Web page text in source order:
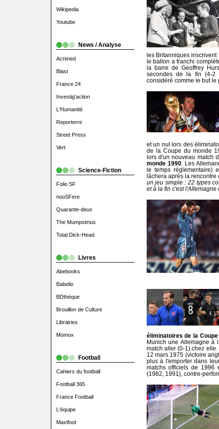
Wikipedia
Youtube
News / Analyse
Acrimed
Blast
France 24
Investig'action
L'Humanité
Reporterre
Street Press
Vert
Science-Fiction
Folio SF
nooSFere
Quarante-deux
The Mumpsimus
Total Dick-Head
Livres
Abebooks
Babelio
BDthèque
Brouillon de Culture
Librairies
Momox
Football
Cahiers du football
Football 365
France Football
L'équipe
Maxifoot
les Britanniques
le ballon a franchi
la barre de Geoffrey
secondes de la fin (4-2
considéré comme le but le
et un nul lors des
de la Coupe du monde
lors d'un nouveau match
monde 1990. Les
le temps réglementaire)
lâchera après la rencontre
un jeu simple : 22 types
et à la fin c'est l'Allemagne
éliminatoires de la
Munich une Allemagne à
match aller (0-1) chez
12 mars 1975 (victoire
plus à l'emporter dans
matchs officiels de 1996
(1982, 1991), contre-